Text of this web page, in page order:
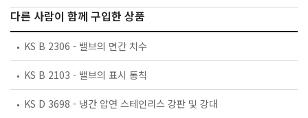
다른 사람이 함께 구입한 상품
KS B 2306 - 밸브의 면간 치수
KS B 2103 - 밸브의 표시 통칙
KS D 3698 - 냉간 압연 스테인리스 강판 및 강대